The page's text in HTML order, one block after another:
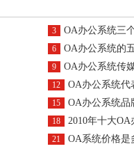
3 OA办公系统三
6 OA办公系统的
9 OA办公系统传
12 OA办公系统代
15 OA办公系统品
18 2010年十大
21 OA系统价格是